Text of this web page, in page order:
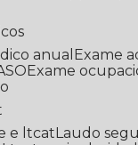
anual
Exame
Exame
e ltcat Laudo